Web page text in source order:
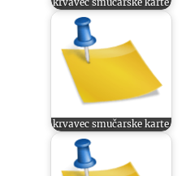
krvavec smučarske karte